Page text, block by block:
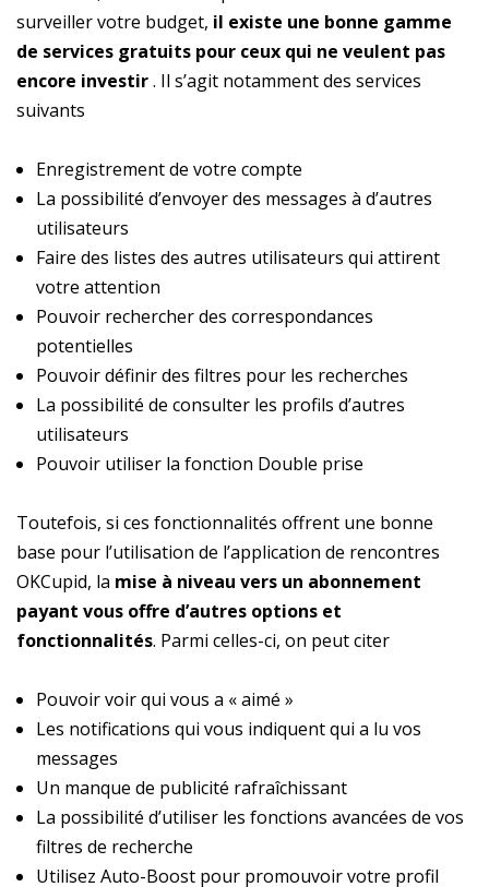
surveiller votre budget, il existe une bonne gamme
de services gratuits pour ceux qui ne veulent pas
encore investir. Il s’agit notamment des services
suivants
Enregistrement de votre compte
La possibilité d’envoyer des messages à d’autres
utilisateurs
Faire des listes des autres utilisateurs qui attirent
votre attention
Pouvoir rechercher des correspondances
potentielles
Pouvoir définir des filtres pour les recherches
La possibilité de consulter les profils d’autres
utilisateurs
Pouvoir utiliser la fonction Double prise
Toutefois, si ces fonctionnalités offrent une bonne
base pour l’utilisation de l’application de rencontres
OKCupid, la mise à niveau vers un abonnement
payant vous offre d’autres options et
fonctionnalités. Parmi celles-ci, on peut citer
Pouvoir voir qui vous a « aimé »
Les notifications qui vous indiquent qui a lu vos
messages
Un manque de publicité rafraîchissant
La possibilité d’utiliser les fonctions avancées de vos
filtres de recherche
Utilisez Auto-Boost pour promouvoir votre profil